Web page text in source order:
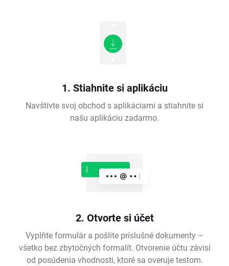
1. Stiahnite si aplikáciu
Navštívte svoj obchod s aplikáciami a stiahnite si
našu aplikáciu zadarmo.
2. Otvorte si účet
Vyplňte formulár a pošlite príslušné dokumenty –
všetko bez zbytočných formalít. Otvorenie účtu závisí
od posúdenia vhodnosti, ktoré sa overuje testom.